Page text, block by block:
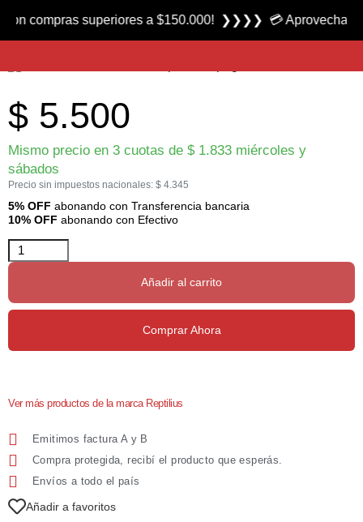
Producto nuevo
Pelo de Cuerpo de Ciervo para Secas marca Reptilius
$ 5.500
Mismo precio en 3 cuotas de $1.833 miércoles y
sábados
Precio sin impuestos nacionales: $ 4.345
5% OFF abonando con Transferencia bancaria
10% OFF abonando con Efectivo
Añadir al carrito
Comprar Ahora
Ver más productos de la marca Reptilius
Emitimos factura A y B
Compra protegida, recibí el producto que esperás.
Envíos a todo el país
Añadir a favoritos
superiores a $150.000! ❯❯❯❯ 💳 Aprovecha las 3